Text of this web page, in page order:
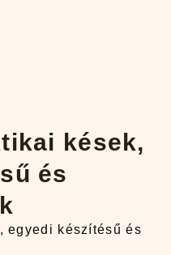
kések,
és
, egyedi készítésű és